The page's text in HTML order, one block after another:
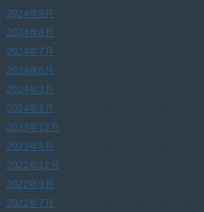
2024年9月
2024年8月
2024年7月
2024年6月
2024年3月
2024年1月
2023年12月
2023年5月
2022年12月
2022年9月
2022年7月